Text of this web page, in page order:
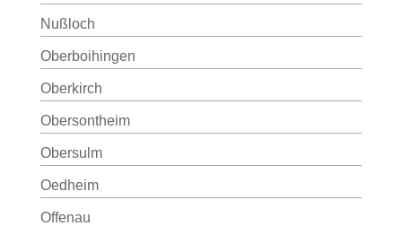
Nußloch
Oberboihingen
Oberkirch
Obersontheim
Obersulm
Oedheim
Offenau